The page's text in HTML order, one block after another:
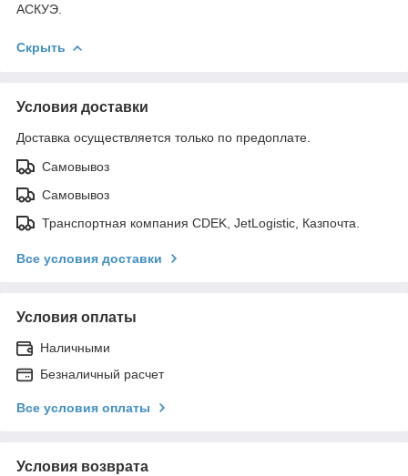
АСКУЭ.
Скрыть
Условия доставки
Доставка осуществляется только по предоплате.
Самовывоз
Самовывоз
Транспортная компания CDEK, JetLogistic, Казпочта.
Все условия доставки
Условия оплаты
Наличными
Безналичный расчет
Все условия оплаты
Условия возврата